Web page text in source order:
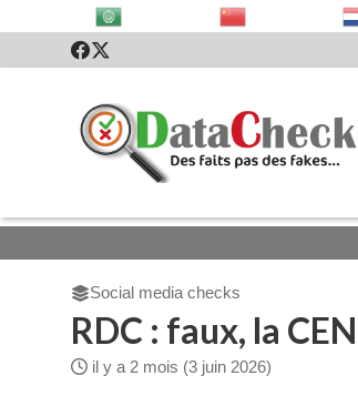
Social media checks
RDC : faux, la
il y a 2 mois (3 juin 2026)